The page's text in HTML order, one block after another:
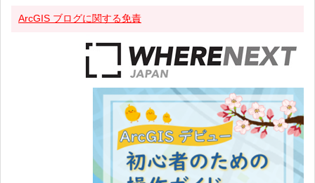
ArcGIS ブログに関する免責